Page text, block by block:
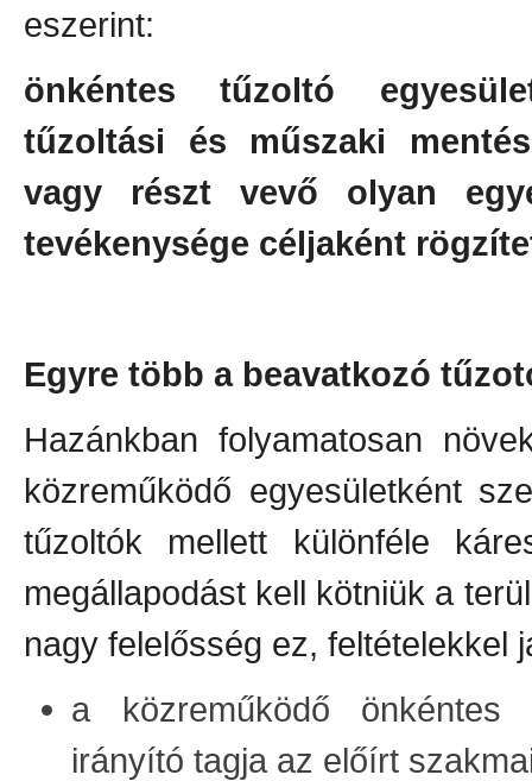
eszerint:
önkéntes tűzoltó
tűzoltási és műszaki
vagy részt vevő olyan
tevékenysége céljaként
Egyre több a beavatkozó
Hazánkban folyamatosan
közreműködő egyesületként
tűzoltók mellett különféle
megállapodást kell kötniük a
nagy felelősség ez, feltételekkel
a közreműködő önkéntes
irányító tagja az előírt